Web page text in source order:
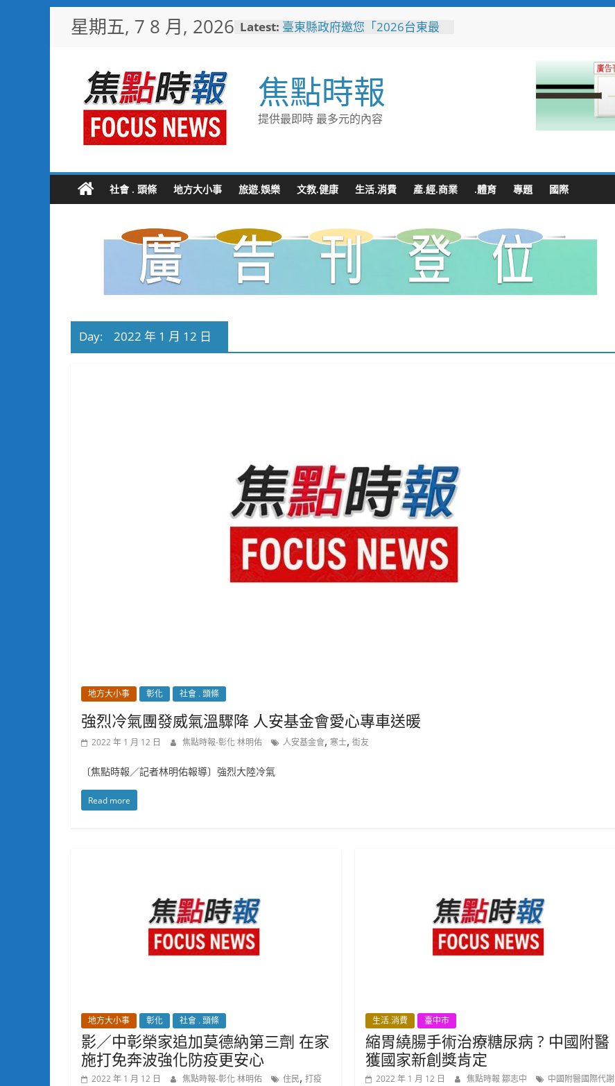
星期五, 7 8 月, 2026 Latest: 臺東縣政府邀您「2026台東最
台中市代表隊在花蓮綻放青春與
夢想 2026國際少年運動會勇奪
8金6銀6銅
宜蘭童玩節玩水後吃什麼？礁溪
方埋伏收網 查扣手機揪出幕後
黑手
焦點時報
提供最即時 最多元的內容
社會 . 頭條 地方大小事 旅遊.娛樂 文教.健康 生活.消費 產.經.商業 .體育 專題 國際
Day: 2022 年 1 月 12 日
地方大小事 彰化 社會 . 頭條
強烈冷氣團發威氣溫驟降 人安基金會愛心專車送暖
2022 年 1 月 12 日 焦點時報-彰化 林明佑 人安基金會, 寒士, 街友
〔焦點時報／記者林明佑報導〕強烈大陸冷氣
Read more
地方大小事 彰化 社會 . 頭條
影／中彰榮家追加莫德納第三劑 在家
施打免奔波強化防疫更安心
2022 年 1 月 12 日 焦點時報-彰化 林明佑 住民, 打疫
生活.消費 臺中市
縮胃繞腸手術治療糖尿病 ? 中國附醫
獲國家新創獎肯定
2022 年 1 月 12 日 焦點時報 鄒志中
中國附醫國際代謝